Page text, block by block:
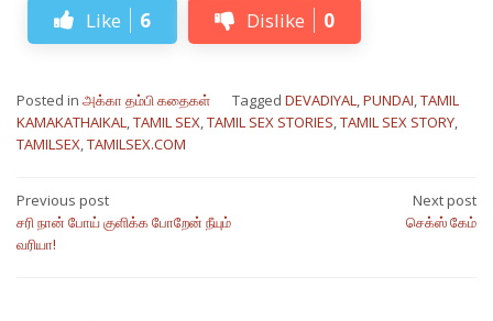
Like 6 Dislike 0
Posted in அக்கா தம்பி கதைகள் Tagged DEVADIYAL,PUNDAI,TAMIL
KAMAKATHAIKAL,TAMIL SEX,TAMIL SEX STORIES,TAMIL SEX STORY,
TAMILSEX,TAMILSEX.COM
Post
navigation
Previous post
சரி நான் போய் குளிக்க போறேன் நீயும்
வரியா!
Next post
செக்ஸ் கேம்